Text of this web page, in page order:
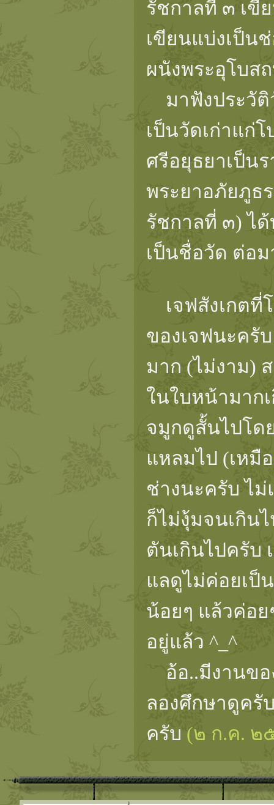
รัชกาลที่ ๓ เขี
เขียนแบ่งเป็น
ผนังพระอุโบส
มาฟังประวัติ
เป็นวัดเก่าแก่
ศรีอยุธยาเป็น
พระยาอภัยภูธ
รัชกาลที่ ๓) ไ
เป็นชื่อวัด ต่อม
เจฟสังเกตที่
ของเจฟนะครั
มาก (ไม่งาม)
ในใบหน้ามาก
จมูกดูสั้นไปโด
แหลมไป (เหมื
ช่างนะครับ ไม่
ก็ไม่งุ้มจนเกิน
ตันเกินไปครับ
แลดูไม่ค่อยเป็
น้อยๆ แล้วค่อ
อยู่แล้ว ^_^
อ้อ..มีงานขอ
ลองศึกษาดูครั
ครับ (๒ ก.ค. ๒